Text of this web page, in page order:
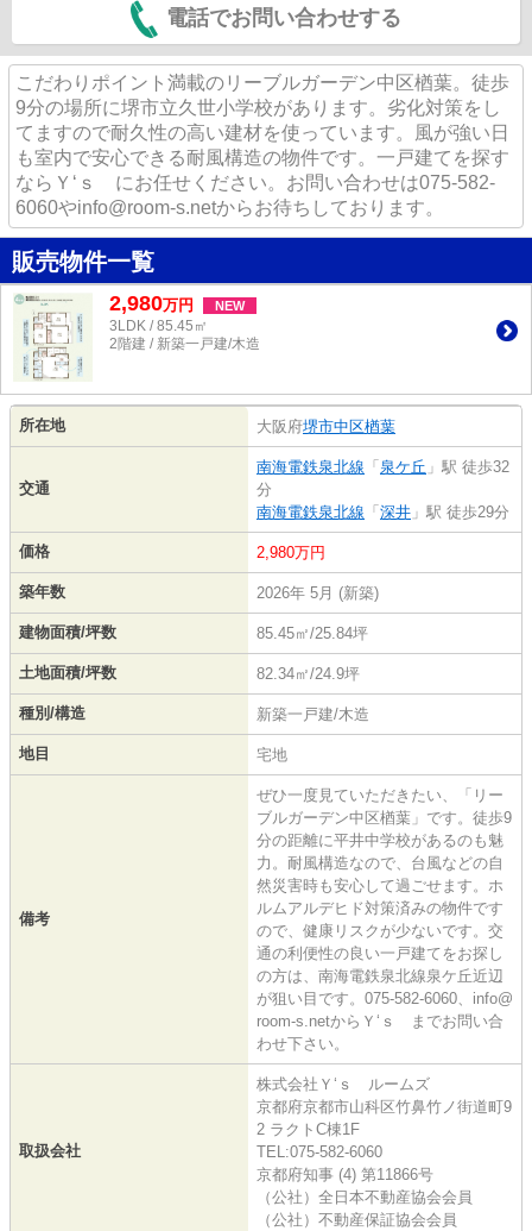
電話でお問い合わせする
こだわりポイント満載のリーブルガーデン中区楢葉。徒歩
9分の場所に堺市立久世小学校があります。劣化対策をし
てますので耐久性の高い建材を使っています。風が強い日
も室内で安心できる耐風構造の物件です。一戸建てを探す
ならＹ‘ｓ にお任せください。お問い合わせは075-582-
6060やinfo@room-s.netからお待ちしております。
販売物件一覧
2,980万円 NEW
3LDK / 85.45㎡
2階建 / 新築一戸建/木造
所在地 大阪府堺市中区楢葉
交通
南海電鉄泉北線 「 泉ケ丘 」駅 徒歩32
分
南海電鉄泉北線 「 深井 」駅 徒歩29分
価格 2,980万円
築年数 2026年 5月 (新築)
建物面積/坪数 85.45㎡/25.84坪
土地面積/坪数 82.34㎡/24.9坪
種別/構造 新築一戸建/木造
地目 宅地
備考
ぜひ一度見ていただきたい、「リー
ブルガーデン中区楢葉」です。徒歩9
分の距離に平井中学校があるのも魅
力。耐風構造なので、台風などの自
然災害時も安心して過ごせます。ホ
ルムアルデヒド対策済みの物件です
ので、健康リスクが少ないです。交
通の利便性の良い一戸建てをお探し
の方は、南海電鉄泉北線泉ケ丘近辺
が狙い目です。075-582-6060、info@
room-s.netからＹ‘ｓ までお問い合
わせ下さい。
取扱会社
株式会社Ｙ‘ｓ ルームズ
京都府京都市山科区竹鼻竹ノ街道町9
2 ラクトC棟1F
TEL:075-582-6060
京都府知事 (4) 第11866号
（公社）全日本不動産協会会員
（公社）不動産保証協会会員